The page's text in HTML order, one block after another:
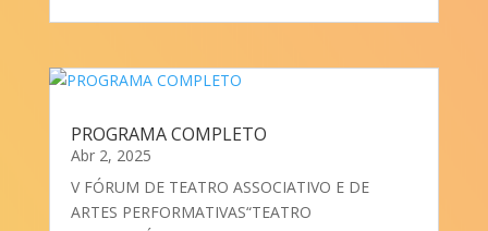
PROGRAMA COMPLETO
Abr 2, 2025
V FÓRUM DE TEATRO ASSOCIATIVO E DE
ARTES PERFORMATIVAS“TEATRO